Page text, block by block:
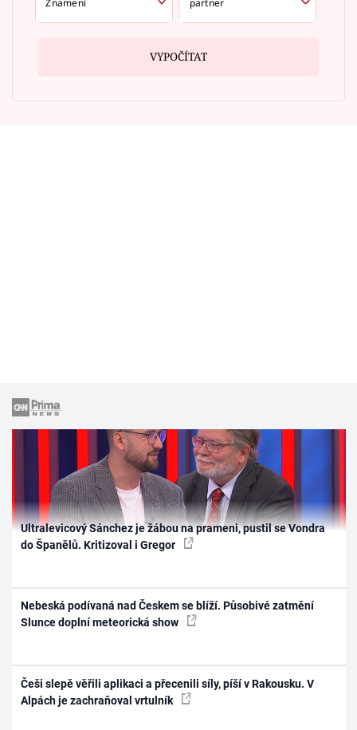
VYPOČÍTAT
Ultralevicový Sánchez je žábou na prameni, pustil se Vondra
do Španělů. Kritizoval i Gregor
Nebeská podívaná nad Českem se blíží. Působivé zatmění
Slunce doplní meteorická show
Češi slepě věřili aplikaci a přecenili síly, píší v Rakousku. V
Alpách je zachraňoval vrtulník